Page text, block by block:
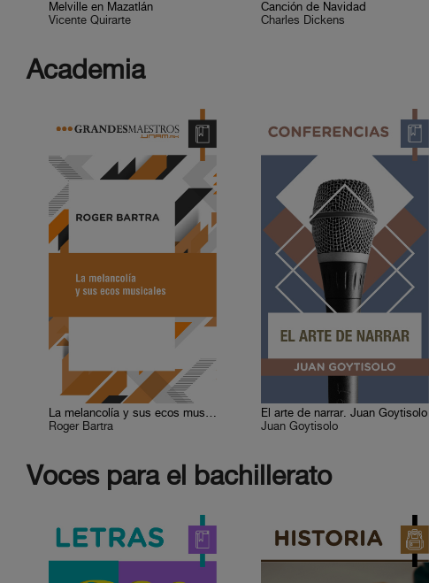
Melville en Mazatlán
Vicente Quirarte
Canción de Navidad
Charles Dickens
Academia
La melancolía y sus ecos musicales
Roger Bartra
El arte de narrar. Juan Goytisolo
Juan Goytisolo
Voces para el bachillerato